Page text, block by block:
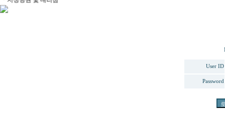
User ID
Password